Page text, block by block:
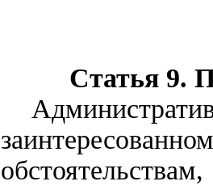
Статья 9.